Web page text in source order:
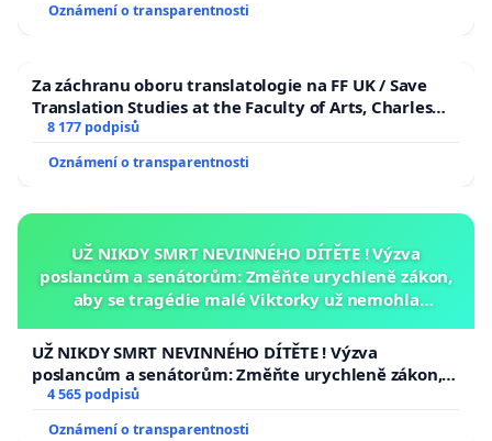
Oznámení o transparentnosti
Za záchranu oboru translatologie na FF UK / Save
Translation Studies at the Faculty of Arts, Charles
University
8 177 podpisů
Oznámení o transparentnosti
UŽ NIKDY SMRT NEVINNÉHO DÍTĚTE ! Výzva
poslancům a senátorům: Změňte urychleně zákon,
aby se tragédie malé Viktorky už nemohla
UŽ NIKDY SMRT NEVINNÉHO DÍTĚTE ! Výzva
poslancům a senátorům: Změňte urychleně zákon,
aby se tragédie malé Viktorky už nemohla opakovat!
4 565 podpisů
Oznámení o transparentnosti